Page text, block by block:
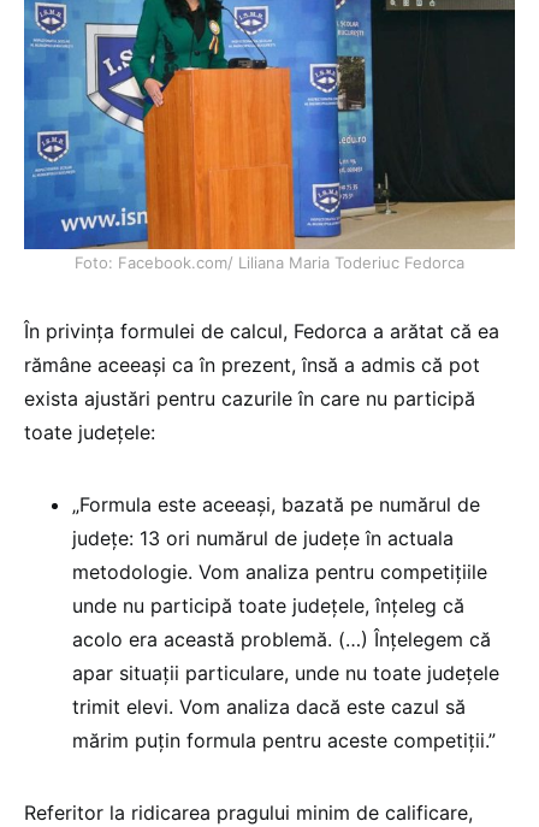
Foto: Facebook.com/ Liliana Maria Toderiuc Fedorca
În privința formulei de calcul, Fedorca a arătat că ea
rămâne aceeași ca în prezent, însă a admis că pot
exista ajustări pentru cazurile în care nu participă
toate județele:
„Formula este aceeași, bazată pe numărul de
județe: 13 ori numărul de județe în actuala
metodologie. Vom analiza pentru competițiile
unde nu participă toate județele, înțeleg că
acolo era această problemă. (…) Înțelegem că
apar situații particulare, unde nu toate județele
trimit elevi. Vom analiza dacă este cazul să
mărim puțin formula pentru aceste competiții.”
Referitor la ridicarea pragului minim de calificare,